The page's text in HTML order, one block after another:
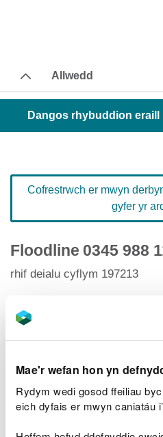
Mae'r wefan hon yn
Rydym wedi gosod ffeiliau
eich dyfais er mwyn caniatáu
Allwedd
Dangos rhybuddion eraill
Cofrestrwch er mwyn
gyfer yr
Floodline 0345 988
rhif deialu cyflym 197213
Hafan Rhybuddion Llifogydd
Lefelau afonydd